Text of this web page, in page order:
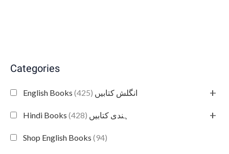
Categories
English Books انگلش کتابیں (425) +
Hindi Books ہندی کتابیں (428) +
Shop English Books (94)